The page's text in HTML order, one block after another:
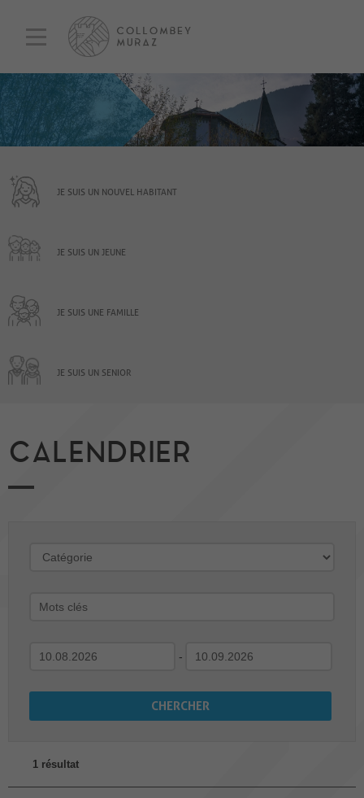
JE SUIS UN NOUVEL HABITANT
JE SUIS UN JEUNE
JE SUIS UNE FAMILLE
JE SUIS UN SENIOR
CALENDRIER
-
1 résultat